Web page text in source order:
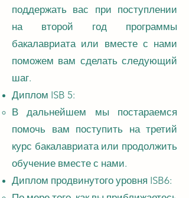
поддержать вас при поступлении
на второй год программы
бакалавриата или вместе с нами
поможем вам сделать следующий
шаг.
Диплом ISB 5:
В дальнейшем мы постараемся
помочь вам поступить на третий
курс бакалавриата или продолжить
обучение вместе с нами.
Диплом продвинутого уровня ISB6: